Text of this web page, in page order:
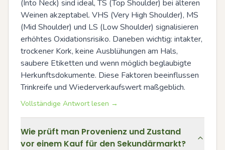
(Into Neck) sind ideal, TS (Top Shoulder) bei älteren
Weinen akzeptabel. VHS (Very High Shoulder), MS
(Mid Shoulder) und LS (Low Shoulder) signalisieren
erhöhtes Oxidationsrisiko. Daneben wichtig: intakter,
trockener Kork, keine Ausblühungen am Hals,
saubere Etiketten und wenn möglich beglaubigte
Herkunftsdokumente. Diese Faktoren beeinflussen
Trinkreife und Wiederverkaufswert maßgeblich.
Vollständige Antwort lesen →
Wie prüft man Provenienz und Zustand
vor einem Kauf für den Sekundärmarkt?